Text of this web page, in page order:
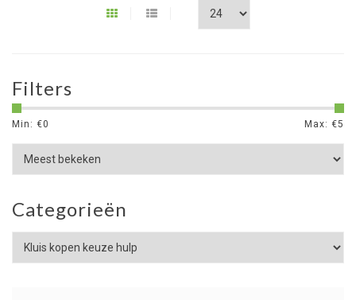
Filters
Min: €0 Max: €5
Categorieën